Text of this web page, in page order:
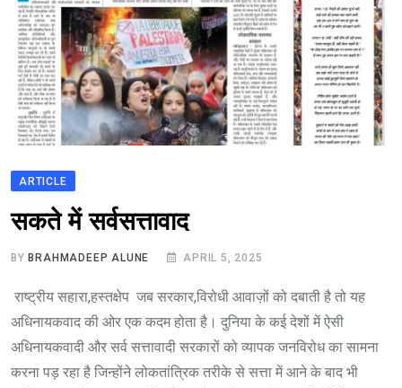
ARTICLE
सकते में सर्वसत्तावाद
BY BRAHMADEEP ALUNE APRIL 5, 2025
राष्ट्रीय सहारा,हस्तक्षेप जब सरकार,विरोधी आवाज़ों को दबाती है तो यह
अधिनायकवाद की ओर एक कदम होता है। दुनिया के कई देशों में ऐसी
अधिनायकवादी और सर्व सत्तावादी सरकारों को व्यापक जनविरोध का सामना
करना पड़ रहा है जिन्होंने लोकतांत्रिक तरीके से सत्ता में आने के बाद भी